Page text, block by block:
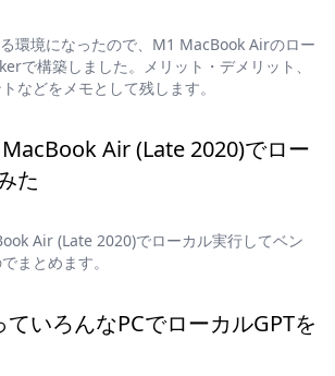
環境になったので、M1 MacBook Airのロー
で構築しました。メリット・デメリット、
などをメモとして残します。
Air (Late 2020)でロー
た
Air (Late 2020)でローカル実行してベン
まとめます。
ていろんなPCでローカルGPTを